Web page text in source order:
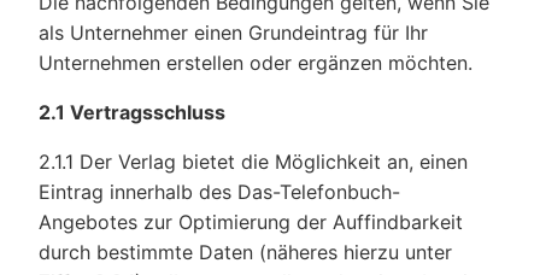
als Unternehmer einen Grundeintrag für Ihr
Unternehmen erstellen oder ergänzen möchten.
2.1 Vertragsschluss
2.1.1 Der Verlag bietet die Möglichkeit an, einen
Eintrag innerhalb des Das-Telefonbuch-
Angebotes zur Optimierung der Auffindbarkeit
durch bestimmte Daten (näheres hierzu unter